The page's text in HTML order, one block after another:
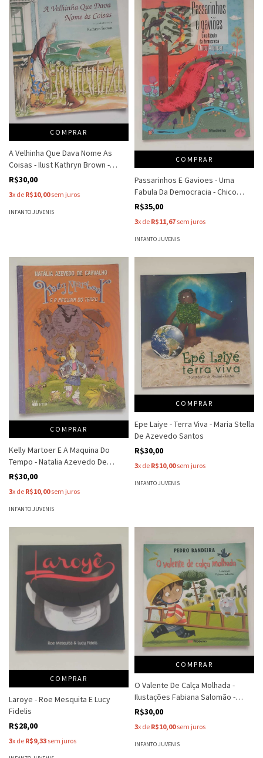
COMPRAR
A Velhinha Que Dava Nome As
Coisas - Ilust Kathryn Brown -
Cyntia Rylant
R$30,00
3x de R$10,00sem juros
INFANTO JUVENIS
COMPRAR
Passarinhos E Gavioes - Uma
Fabula Da Democracia - Chico
Alencar
R$35,00
3x de R$11,67 sem juros
INFANTO JUVENIS
COMPRAR
Kelly Martoer E A Maquina Do
Tempo - Natalia Azevedo De
Carvalho
R$30,00
3x de R$10,00sem juros
INFANTO JUVENIS
COMPRAR
Epe Laiye - Terra Viva - Maria Stella
De Azevedo Santos
R$30,00
3x de R$10,00sem juros
INFANTO JUVENIS
COMPRAR
Laroye - Roe Mesquita E Lucy
Fidelis
R$28,00
3x de R$9,33 sem juros
COMPRAR
O Valente De Calça Molhada -
Ilustações Fabiana Salomão -
Pedro Bandeira
R$30,00
3x de R$10,00sem juros
INFANTO JUVENIS